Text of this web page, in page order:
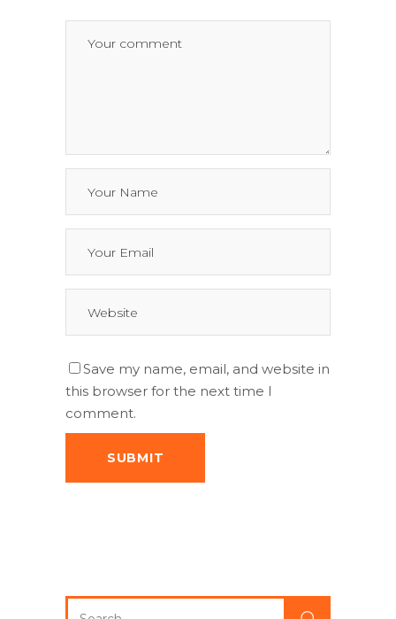
Save my name, email, and website in
this browser for the next time I
comment.